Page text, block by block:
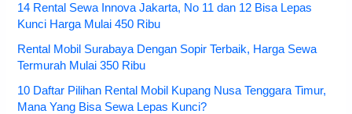
14 Rental Sewa Innova Jakarta, No 11 dan 12 Bisa Lepas
Kunci Harga Mulai 450 Ribu
Rental Mobil Surabaya Dengan Sopir Terbaik, Harga Sewa
Termurah Mulai 350 Ribu
10 Daftar Pilihan Rental Mobil Kupang Nusa Tenggara Timur,
Mana Yang Bisa Sewa Lepas Kunci?